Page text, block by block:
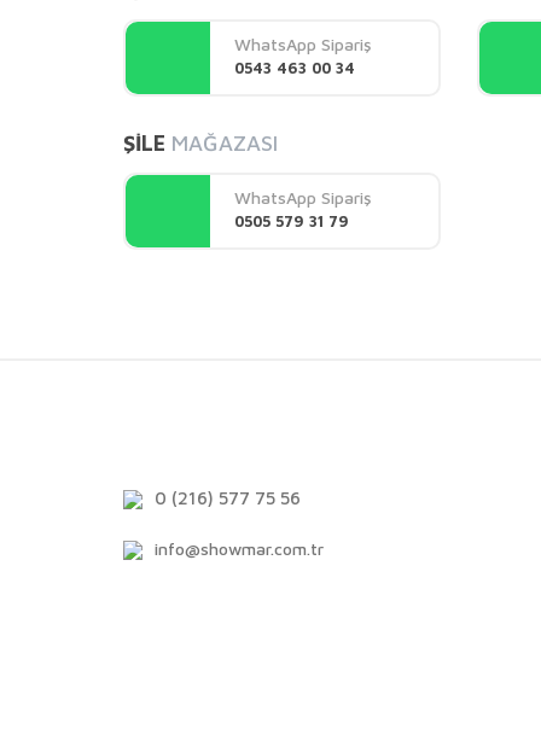
Ürün açıklamasında eksik bilgiler bulunuyor.
Ürün bilgilerinde hatalar bulunuyor.
Ürün fiyatı diğer sitelerden daha pahalı.
Bu ürüne benzer farklı alternatifler olmalı.
WhatsApp Sipariş
0543 463 00 34
ŞİLE MAĞAZASI
WhatsApp Sipariş
0505 579 31 79
0 (216) 577 75 56
info@showmar.com.tr